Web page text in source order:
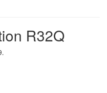
R32Q